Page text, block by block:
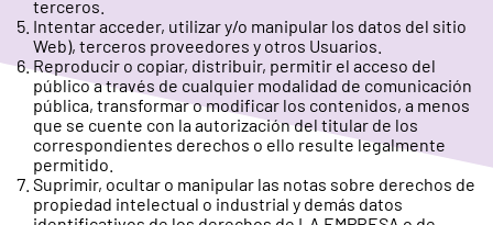
terceros.
Intentar acceder, utilizar y/o manipular los datos del sitio
Web), terceros proveedores y otros Usuarios.
Reproducir o copiar, distribuir, permitir el acceso del
público a través de cualquier modalidad de comunicación
pública, transformar o modificar los contenidos, a menos
que se cuente con la autorización del titular de los
correspondientes derechos o ello resulte legalmente
permitido.
Suprimir, ocultar o manipular las notas sobre derechos de
propiedad intelectual o industrial y demás datos